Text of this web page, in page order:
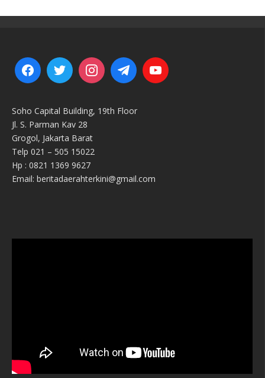
Soho Capital Building, 19th Floor
Jl. S. Parman Kav 28
Grogol, Jakarta Barat
Telp 021 – 505 15022
Hp : 0821 1369 9627
Email: beritadaerahterkini@gmail.com